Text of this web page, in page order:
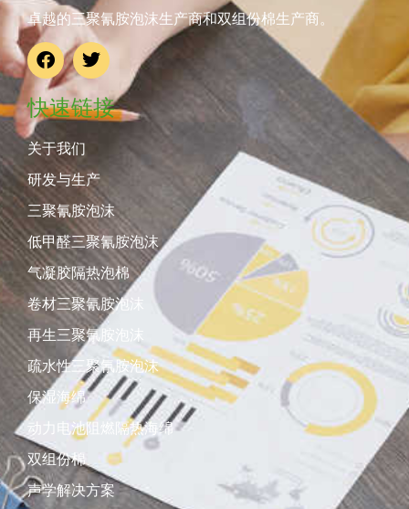
卓越的三聚氰胺泡沫生产商和双组份棉生产商。
快速链接
关于我们
研发与生产
三聚氰胺泡沫
低甲醛三聚氰胺泡沫
气凝胶隔热泡棉
卷材三聚氰胺泡沫
再生三聚氰胺泡沫
疏水性三聚氰胺泡沫
保湿海绵
动力电池阻燃隔热海绵
双组份棉
声学解决方案